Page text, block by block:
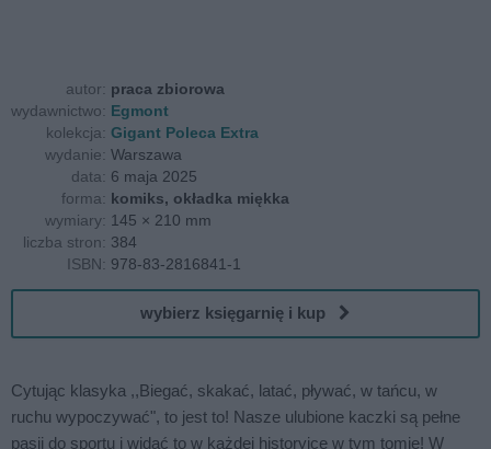
autor: praca zbiorowa
wydawnictwo: Egmont
kolekcja: Gigant Poleca Extra
wydanie: Warszawa
data: 6 maja 2025
forma: komiks, okładka miękka
wymiary: 145 × 210 mm
liczba stron: 384
ISBN: 978-83-2816841-1
wybierz księgarnię i kup
Cytując klasyka ,,Biegać, skakać, latać, pływać, w tańcu, w
ruchu wypoczywać", to jest to! Nasze ulubione kaczki są pełne
pasji do sportu i widać to w każdej historyjce w tym tomie! W